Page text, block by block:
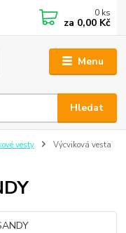
Menu
Hledat
0 ks
za 0,00 Kč
vesty
Výcviková vesta